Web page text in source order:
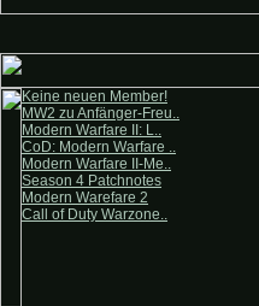
Keine neuen Member!
MW2 zu Anfänger-Freu..
Modern Warfare II: L..
CoD: Modern Warfare ..
Modern Warfare II-Me..
Season 4 Patchnotes
Modern Warefare 2
Call of Duty Warzone..